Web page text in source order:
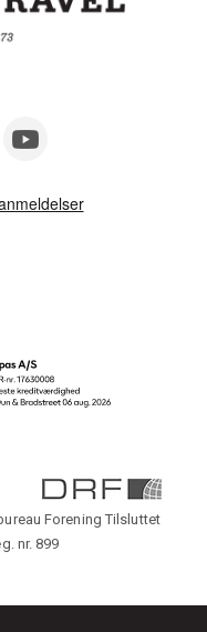
Instagram
Forening Tilsluttet
nr. 899